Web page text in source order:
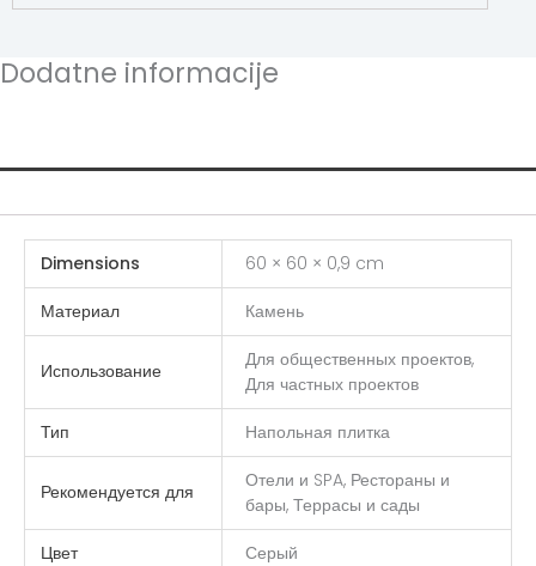
Dodatne informacije
Dimensions
60 × 60 × 0,9 cm
Материал
Камень
Использование
Для общественных проектов,
Для частных проектов
Тип
Напольная плитка
Рекомендуется для
Отели и SPA, Рестораны и
бары, Террасы и сады
Цвет
Серый